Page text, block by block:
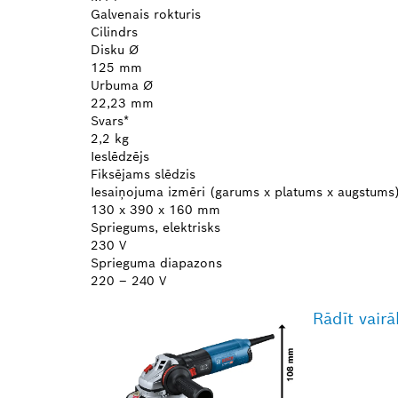
Galvenais rokturis
Cilindrs
Disku Ø
125 mm
Urbuma Ø
22,23 mm
Svars*
2,2 kg
Ieslēdzējs
Fiksējams slēdzis
Iesaiņojuma izmēri (garums x platums x
130 x 390 x 160 mm
Spriegums, elektrisks
230 V
Sprieguma diapazons
220 – 240 V
Rādīt